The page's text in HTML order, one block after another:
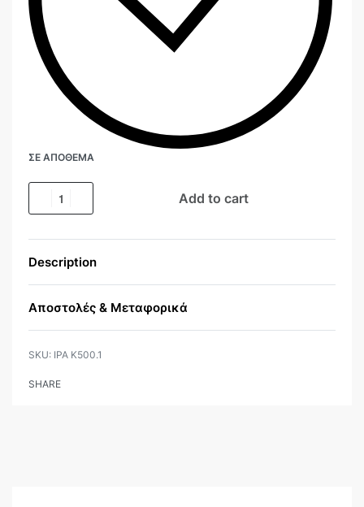
ΣΕ ΑΠΌΘΕΜΑ
Add to cart
Description
Αποστολές & Μεταφορικά
IPA K500.1
SHARE